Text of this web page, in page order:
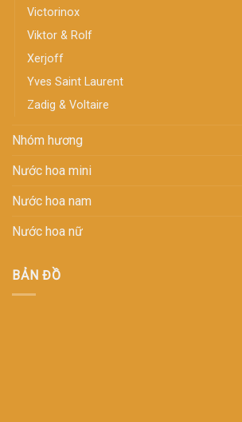
Victorinox
Viktor & Rolf
Xerjoff
Yves Saint Laurent
Zadig & Voltaire
Nhóm hương
Nước hoa mini
Nước hoa nam
Nước hoa nữ
BẢN ĐỒ